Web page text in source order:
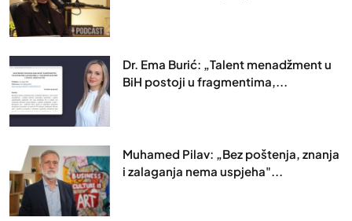
Dr. Ema Burić: „Talent menadžment u
BiH postoji u fragmentima,...
Muhamed Pilav: „Bez poštenja, znanja
i zalaganja nema uspjeha"...